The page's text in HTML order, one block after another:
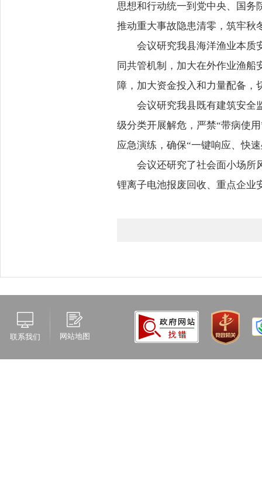
思想和行动统一到党中央、国务
推动重大事故隐患清零，筑牢秋
会议研究我县海洋渔业本质
同共管机制，加大在外作业渔
障，加大资金投入和力量配备，
会议研究我县既有建筑安全
级分类开展解危，严禁“带病使
应急演练，确保“一键响应、快
会议还研究了社会面小场所
锂离子电池报废回收、重点企业
联系我们 网站地图